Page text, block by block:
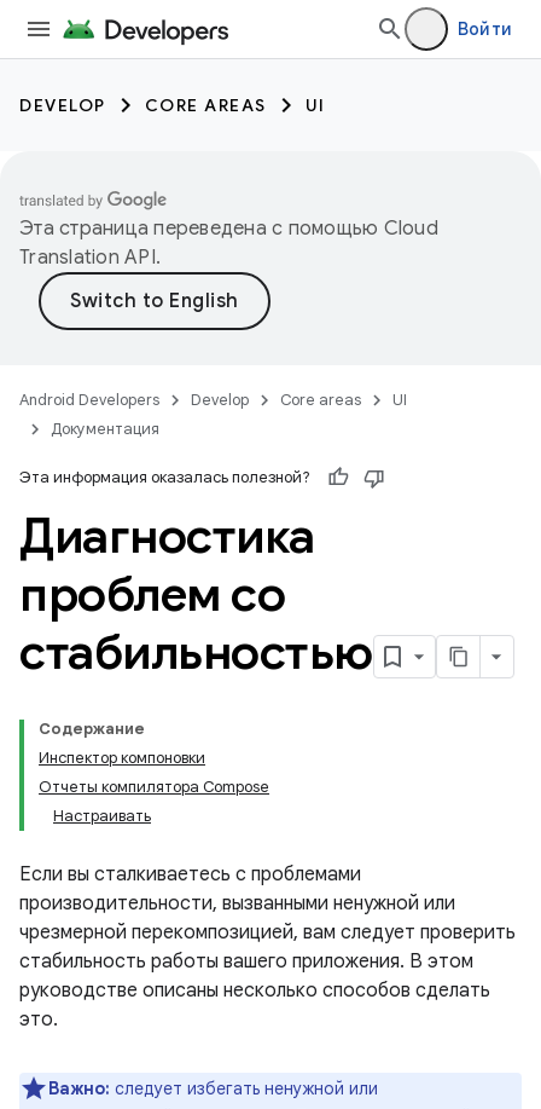
Войти
DEVELOP CORE AREAS UI
Эта страница переведена с помощью Cloud
Translation API.
Android Developers Develop Core areas
UI
Документация
Эта информация оказалась полезной?
Диагностика
проблем со
стабильностью
Содержание
Инспектор компоновки
Отчеты компилятора Compose
Настраивать
Если вы сталкиваетесь с проблемами
производительности, вызванными ненужной или
чрезмерной перекомпозицией, вам следует проверить
стабильность работы вашего приложения. В этом
руководстве описаны несколько способов сделать
это.
Важно: следует избегать ненужной или